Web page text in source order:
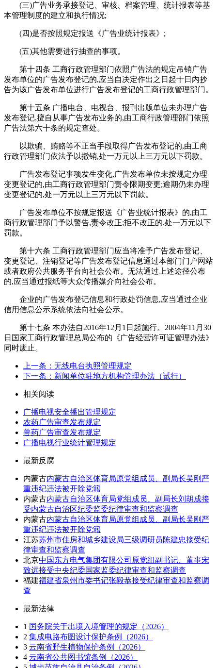
(三)广告业务承接登记、审核、档案管理、统计报表等基
本管理制度的建立和执行情况;
(四)是否按照规定报送《广告业统计报表》;
(五)其他需要进行抽查的事项。
第十四条 工商行政管理部门依照广告法的规定吊销广告
发布单位的广告发布登记的,应当自决定作出之日起十日内抄
告为该广告发布单位进行广告发布登记的工商行政管理部门。
第十五条 广播电台、电视台、报刊出版单位未办理广告
发布登记,擅自从事广告发布业务的,由工商行政管理部门依照
广告法第六十条的规定查处。
以欺骗、贿赂等不正当手段取得广告发布登记的,由工商
行政管理部门依法予以撤销,处一万元以上三万元以下罚款。
广告发布登记事项发生变化,广告发布单位未按规定办理
变更登记的,由工商行政管理部门责令限期变更;逾期仍未办理
变更登记的,处一万元以上三万元以下罚款。
广告发布单位不按规定报送《广告业统计报表》的,由工
商行政管理部门予以警告,责令改正;拒不改正的,处一万元以下
罚款。
第十六条 工商行政管理部门应当将准予广告发布登记、
变更登记、注销登记等广告发布登记信息通过本部门门户网站
或者政府公共服务平台向社会公布。无法通过上述途径公布
的,应当通过报纸等大众传播媒介向社会公布。
企业的广告发布登记信息和行政处罚信息,应当通过企业
信用信息公示系统依法向社会公示。
第十七条 本办法自2016年12月1日起施行。2004年11月30
日国家工商行政管理总局公布的《广告经营许可证管理办法》
同时废止。
上一条：无线电台执照管理规定
下一条：新闻单位驻地方机构管理办法（试行）
相关阅读
广播电视安全播出管理规定
农药广告审查发布规定
兽药广告审查发布规定
广播电视行业统计管理规定
最新反腐
内蒙古内蒙古自治区体育局原党组成员、副局长吴刚严
重违纪违法被开除党籍
内蒙古内蒙古自治区体育局党组成员、副局长刘胡成接
受内蒙古自治区纪委监委纪律审查和监察调查
内蒙古内蒙古自治区体育局原党组成员、副局长吴刚严
重违纪违法被开除党籍
江苏苏州市住房和城乡建设局三级调研员陈建忠接受纪
律审查和监察调查
北京中国东方电气集团有限公司原党组副书记、董事宋
致远接受中央纪委国家监委纪律审查和监察调查
福建福建省泉州市委书记张毅恭接受纪律审查和监察调
查
最新法律
1 国务院关于出境入境管理的规定（2026）
2 集成电路布图设计保护条例（2026）
3 云南省野生植物保护条例（2026）
4 云南省公共图书馆条例（2026）